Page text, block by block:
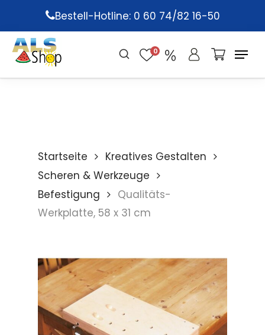
main
content
Bestell-Hotline: 0 60 74/82 16-50
0
Startseite
Kreatives Gestalten
Scheren & Werkzeuge
Befestigung
Qualitäts-
Werkplatte, 58 x 31 cm